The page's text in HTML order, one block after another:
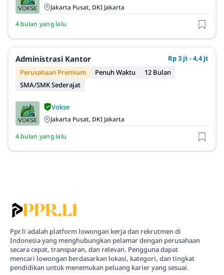
Jakarta Pusat, DKI Jakarta
4 bulan yang lalu
Administrasi Kantor
Rp 3 jt - 4,4 jt
Perusahaan Premium
Penuh Waktu
12 Bulan
SMA/SMK Sederajat
Vokse
Jakarta Pusat, DKI Jakarta
4 bulan yang lalu
Ppr.li adalah platform lowongan kerja dan rekrutmen di
Indonesia yang menghubungkan pelamar dengan perusahaan
secara cepat, transparan, dan relevan. Pengguna dapat
mencari lowongan berdasarkan lokasi, kategori, dan tingkat
pendidikan untuk menemukan peluang karier yang sesuai.